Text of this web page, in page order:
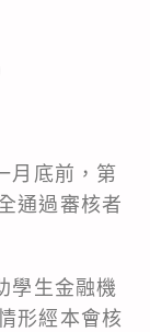
月底前，第
通過審核者
學生金融機
形經本會核